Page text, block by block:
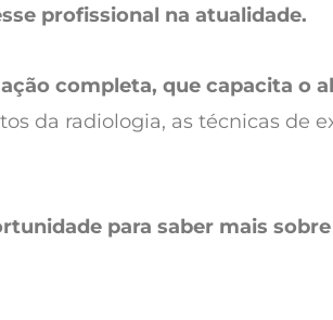
profissional na atualidade.
completa, que capacita o
da radiologia, as técnicas de
para saber mais